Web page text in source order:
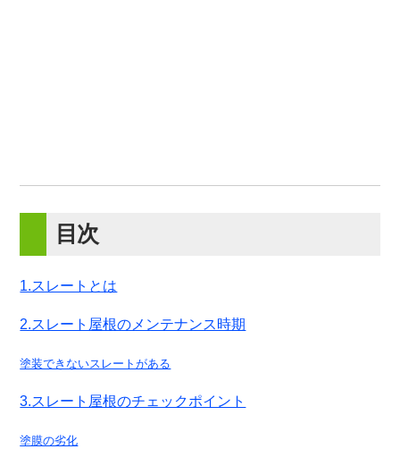
目次
1.スレートとは
2.スレート屋根のメンテナンス時期
塗装できないスレートがある
3.スレート屋根のチェックポイント
塗膜の劣化